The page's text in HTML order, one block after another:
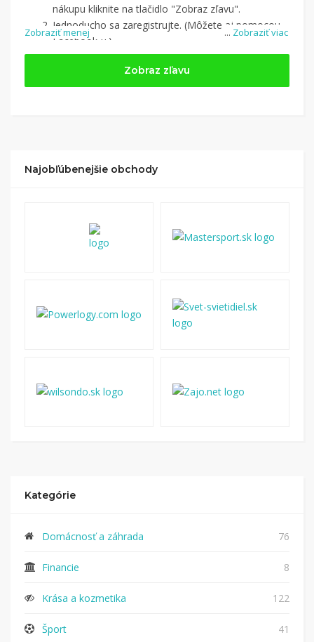
... Zobraziť viac
nákupu kliknite na tlačidlo "Zobraz zľavu".
Jednoducho sa zaregistrujte. (Môžete aj pomocou
Facebook-u.)
Jednoducho sinájdite obchod, pomocou služby
(v ponuke je cca 1 500 obchodov).
Kliknite na tlačidlo „Nakupovať“.(Následne
nákupu, si tieto peniaze môžete dať hneď vyplatiť
Zobraziť menej
Zobraz zľavu
Najobľúbenejšie obchody
Kategórie
Domácnosť a záhrada 76
Financie 8
Krása a kozmetika 122
Šport 41